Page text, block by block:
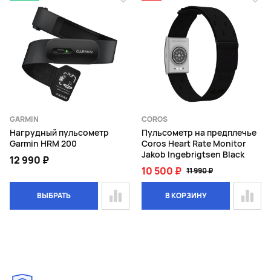
GARMIN
Нагрудный пульсометр
Garmin HRM 200
12 990 ₽
ВЫБРАТЬ
COROS
Пульсометр на предплечье
Coros Heart Rate Monitor
Jakob Ingebrigtsen Black
10 500 ₽ 11 990 ₽
В КОРЗИНУ